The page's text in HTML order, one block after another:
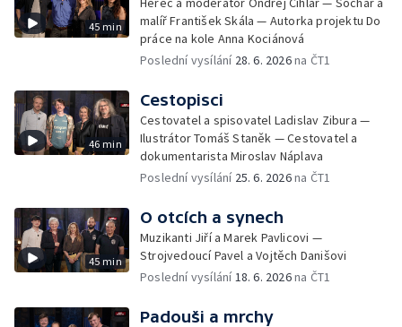
45 min
malíř František Skála — Autorka projektu Do
práce na kole Anna Kociánová
Poslední vysílání 28. 6. 2026na ČT1
46 min
Cestopisci
Cestovatel a spisovatel Ladislav Zibura —
Ilustrátor Tomáš Staněk — Cestovatel a
dokumentarista Miroslav Náplava
Poslední vysílání 25. 6. 2026na ČT1
45 min
O otcích a synech
Muzikanti Jiří a Marek Pavlicovi —
Strojvedoucí Pavel a Vojtěch Danišovi
Poslední vysílání18. 6. 2026na ČT1
Padouši a mrchy